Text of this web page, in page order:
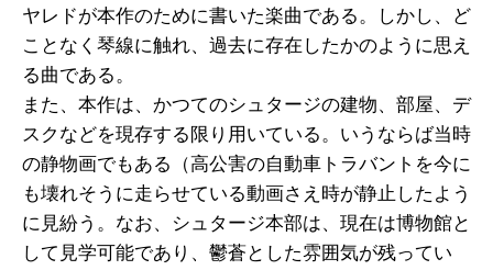
ヤレドが本作のために書いた楽曲である。しかし、ど
ことなく琴線に触れ、過去に存在したかのように思え
る曲である。
また、本作は、かつてのシュタージの建物、部屋、デ
スクなどを現存する限り用いている。いうならば当時
の静物画でもある（高公害の自動車トラバントを今に
も壊れそうに走らせている動画さえ時が静止したよう
に見紛う。なお、シュタージ本部は、現在は博物館と
して見学可能であり、鬱蒼とした雰囲気が残ってい